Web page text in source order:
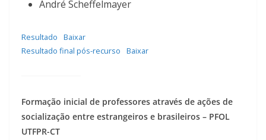
André Scheffelmayer
Resultado
Baixar
Resultado final pós-recurso
Baixar
Formação inicial de professores através de ações de
socialização entre estrangeiros e brasileiros – PFOL
UTFPR-CT